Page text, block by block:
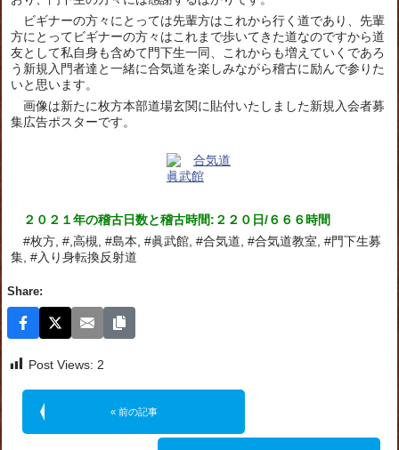
ビギナーの方々にとっては先輩方はこれから行く道であり、先輩
方にとってビギナーの方々はこれまで歩いてきた道なのですから道
友として私自身も含めて門下生一同、これからも増えていくであろ
う新規入門者達と一緒に合気道を楽しみながら稽古に励んで参りた
いと思います。
画像は新たに枚方本部道場玄関に貼付いたしました新規入会者募
集広告ポスターです。
２０２１年の稽古日数と稽古時間:２２０日/６６６時間
#枚方, #,高槻, #島本, #眞武館, #合気道, #合気道教室, #門下生募
集, #入り身転換反射道
Share:
Post Views: 2
« 前の記事